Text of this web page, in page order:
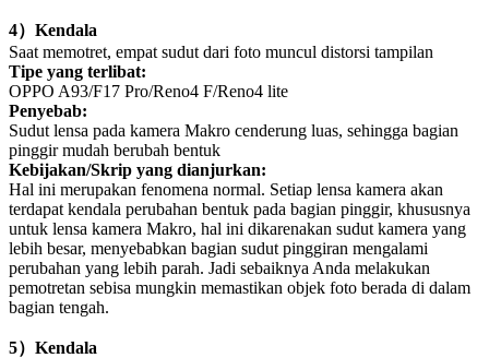
4） Kendala
Saat memotret, empat sudut dari foto muncul distorsi tampilan
Tipe yang terlibat:
OPPO A93/F17 Pro/Reno4 F/Reno4 lite
Penyebab:
Sudut lensa pada kamera Makro cenderung luas, sehingga bagian
pinggir mudah berubah bentuk
Kebijakan/Skrip yang dianjurkan:
Hal ini merupakan fenomena normal. Setiap lensa kamera akan
terdapat kendala perubahan bentuk pada bagian pinggir, khususnya
untuk lensa kamera Makro, hal ini dikarenakan sudut kamera yang
lebih besar, menyebabkan bagian sudut pinggiran mengalami
perubahan yang lebih parah. Jadi sebaiknya Anda melakukan
pemotretan sebisa mungkin memastikan objek foto berada di dalam
bagian tengah.
5） Kendala